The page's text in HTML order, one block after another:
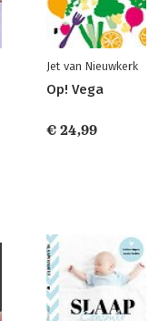
Jet van Nieuwkerk
Op! Vega
€ 24,99